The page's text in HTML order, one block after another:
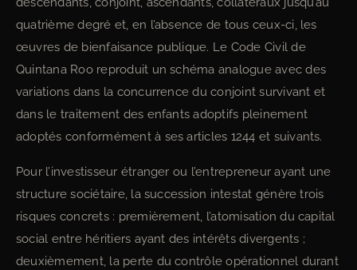
quatrième degré et, en l’absence de tous ceux-ci, les
œuvres de bienfaisance publique. Le Code Civil de
Quintana Roo reproduit un schéma analogue avec des
variations dans la concurrence du conjoint survivant et
dans le traitement des enfants adoptifs pleinement
adoptés conformément à ses articles 1244 et suivants.
Pour l’investisseur étranger ou l’entrepreneur ayant une
structure sociétaire, la succession intestat génère trois
risques concrets : premièrement, l’atomisation du capital
social entre héritiers ayant des intérêts divergents ;
deuxièmement, la perte du contrôle opérationnel durant